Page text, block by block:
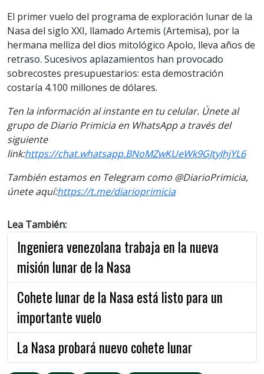
El primer vuelo del programa de exploración lunar de la
Nasa del siglo XXI, llamado Artemis (Artemisa), por la
hermana melliza del dios mitológico Apolo, lleva años de
retraso. Sucesivos aplazamientos han provocado
sobrecostes presupuestarios: esta demostración
costaría 4.100 millones de dólares.
Ten la información al instante en tu celular. Únete al
grupo de Diario Primicia en WhatsApp a través del
siguiente
link:https://chat.whatsapp.BNoMZwKUeWk9GJtyJhjYL6
También estamos en Telegram como @DiarioPrimicia,
únete aquí:https://t.me/diarioprimicia
Lea También:
Ingeniera venezolana trabaja en la nueva
misión lunar de la Nasa
Cohete lunar de la Nasa está listo para un
importante vuelo
La Nasa probará nuevo cohete lunar